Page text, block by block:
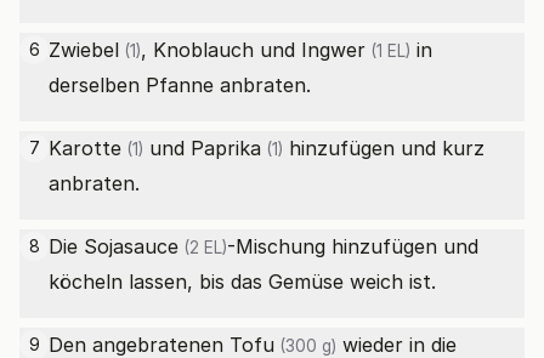
6 Zwiebel (1), Knoblauch und Ingwer (1 EL) in
derselben Pfanne anbraten.
7 Karotte (1) und Paprika (1) hinzufügen und kurz
anbraten.
8 Die Sojasauce (2 EL)-Mischung hinzufügen und
köcheln lassen, bis das Gemüse weich ist.
9 Den angebratenen Tofu (300 g) wieder in die